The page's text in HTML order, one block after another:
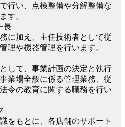
行い、点検整備や分解整備な
す。
長
に加え、主任技術者として従
理や機器管理を行います。
して、事業計画の決定と執行
業場全般に係る管理業務、従
令の教育に関する職務を行い
をもとに、各店舗のサポート